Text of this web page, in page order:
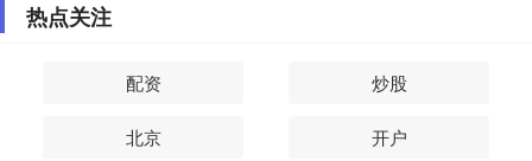
热点关注
配资 炒股
北京 开户